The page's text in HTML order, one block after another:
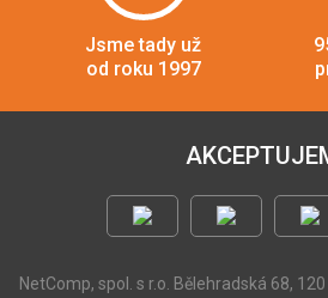
Jsme tady už
od roku 1997
NetComp, spol. s r.o. Bělehradská 68,